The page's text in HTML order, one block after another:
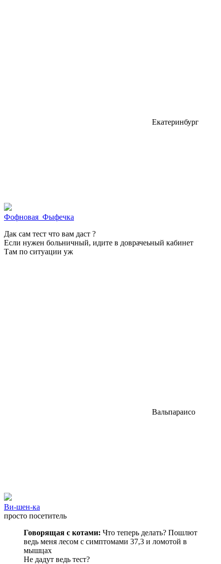
Екатеринбург
Фофновая_Фыфечка
Дак сам тест что вам даст ?
Если нужен больничный, идите в доврачеьный кабинет
Там по ситуации уж
Вальпараисо
Ви-шен-ка
просто посетитель
Говорящая с котами: Что теперь делать? Пошлют
ведь меня лесом с симптомами 37,3 и ломотой в
мышцах
Не дадут ведь тест?